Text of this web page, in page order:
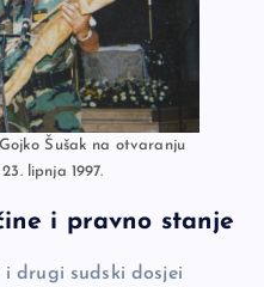
Šušak na otvaranju
lipnja 1997.
i pravno stanje
i drugi sudski dosjei